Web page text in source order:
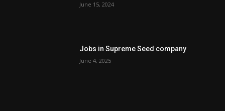
June 15, 2024
Jobs in Supreme Seed company
June 4, 2025